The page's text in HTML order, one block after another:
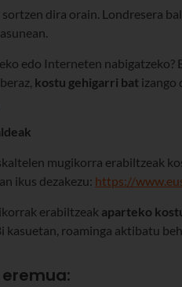
dira orain. Londresera
edo Interneten
kostu gehigarri bat izango
mugikorra erabiltzeak
ikus dezakezu: https://
erabiltzeak aparteko
kasuetan, roaminga aktibatu